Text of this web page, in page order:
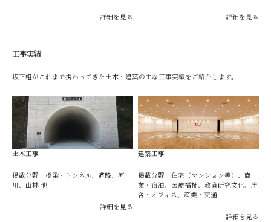
詳細を見る 詳細を見る
工事実績
坂下組がこれまで携わってきた土木・建築の主な工事実績をご紹介します。
土木工事
掲載分野：橋梁・トンネル、道路、河
川、山林 他
詳細を見る
建築工事
掲載分野：住宅（マンション等）、商
業・宿泊、医療福祉、教育研究文化、庁
舎・オフィス、産業・交通
詳細を見る